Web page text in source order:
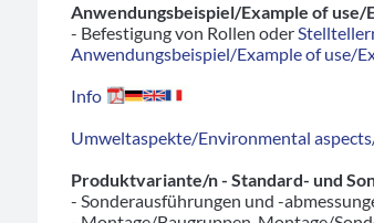
Anwendungsbeispiel/Example of
- Befestigung von Rollen oder
Anwendungsbeispiel/Example of use/
Info
Umweltaspekte/Environmental
Produktvariante/n - Standard- und
- Sonderausführungen und -